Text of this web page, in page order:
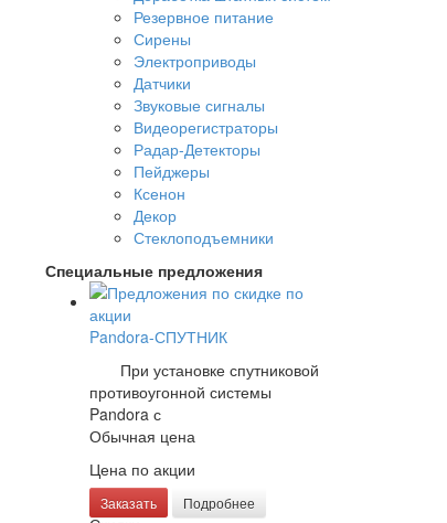
Резервное питание
Сирены
Электроприводы
Датчики
Звуковые сигналы
Видеорегистраторы
Радар-Детекторы
Пейджеры
Ксенон
Декор
Стеклоподъемники
Специальные предложения
Pandora-СПУТНИК
При установке спутниковой
противоугонной системы
Pandora с
Обычная цена
Цена по акции
Заказать Подробнее